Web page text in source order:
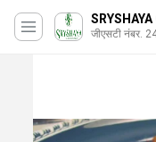
जीएसटी नंबर.